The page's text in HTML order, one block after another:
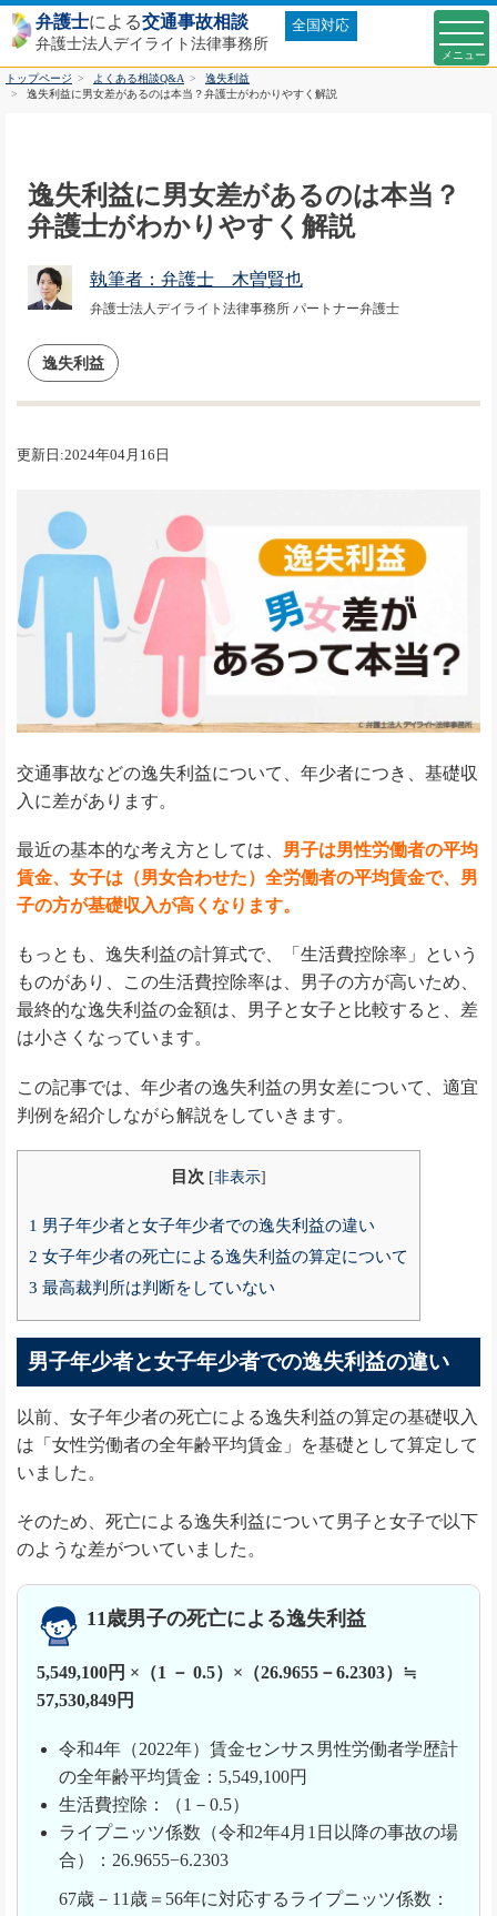
弁護士による交通事故相談
弁護士法人デイライト法律事務所
全国対応
トップページ よくある相談Q&A
逸失利益
逸失利益に男女差があるのは本当？弁護士がわかりやすく解説
逸失利益に男女差があるのは本当？
弁護士がわかりやすく解説
執筆者：弁護士 木曽賢也
弁護士法人デイライト法律事務所 パートナー弁護士
逸失利益
更新日:2024年04月16日
交通事故などの逸失利益について、年少者につき、基礎収
入に差があります。
最近の基本的な考え方としては、 男子は男性労働者の平均
賃金、女子は（男女合わせた）全労働者の平均賃金で、男
子の方が基礎収入が高くなります。
もっとも、逸失利益の計算式で、「生活費控除率」という
ものがあり、この生活費控除率は、男子の方が高いため、
最終的な逸失利益の金額は、男子と女子と比較すると、差
は小さくなっています。
この記事では、年少者の逸失利益の男女差について、適宜
判例を紹介しながら解説をしていきます。
目次 [非表示]
1 男子年少者と女子年少者での逸失利益の違い
2 女子年少者の死亡による逸失利益の算定について
3 最高裁判所は判断をしていない
男子年少者と女子年少者での逸失利益の違い
以前、女子年少者の死亡による逸失利益の算定の基礎収入
は「女性労働者の全年齢平均賃金」を基礎として算定して
いました。
そのため、死亡による逸失利益について男子と女子で以下
のような差がついていました。
11歳男子の死亡による逸失利益
5,549,100円 ×（1 － 0.5）×（26.9655－6.2303）≒
57,530,849円
令和4年（2022年）賃金センサス男性労働者学歴計
の全年齢平均賃金：5,549,100円
生活費控除：（1－0.5）
ライプニッツ係数（令和2年4月1日以降の事故の場
合）：26.9655−6.2303
67歳－11歳＝56年に対応するライプニッツ係数：